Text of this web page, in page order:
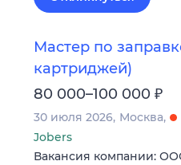
Мастер по
картриджей)
80 000–100 000 ₽
30 июля 2026 Москва
Jobers
Вакансия компании: